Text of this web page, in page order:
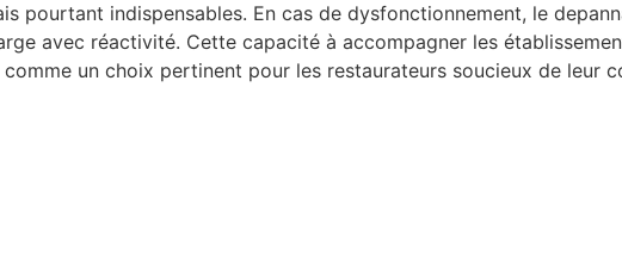
pourtant indispensables. En cas de dysfonctionnement, le
avec réactivité. Cette capacité à accompagner les
un choix pertinent pour les restaurateurs soucieux de leur